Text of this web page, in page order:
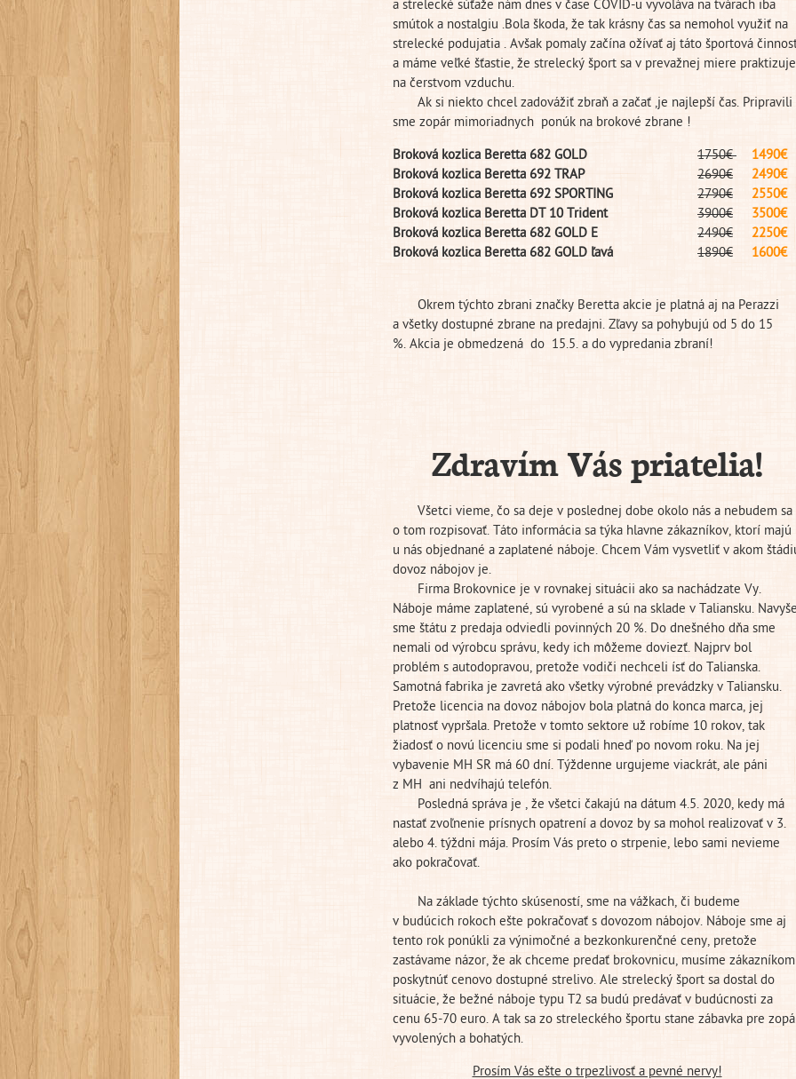
a strelecké súťaže nám dnes v čase COVID-u vyvoláva na tvárach iba
smútok a nostalgiu .Bola škoda, že tak krásny čas sa nemohol využiť na
strelecké podujatia . Avšak pomaly začína ožívať aj táto športová
a máme veľké šťastie, že strelecký šport sa v prevažnej miere praktizuje
na čerstvom vzduchu.
Ak si niekto chcel zadovážiť zbraň a začať ,je najlepší čas. Pripravili
sme zopár mimoriadnych ponúk na brokové zbrane !
Broková kozlica Beretta 682 GOLD 1750€
1490€
Broková kozlica Beretta 692 TRAP
2690€
2490€
Broková kozlica Beretta 692 SPORTING
2790€
2550€
Broková kozlica Beretta DT 10 Trident
3900€
3500€
Broková kozlica Beretta 682 GOLD E
2490€
2250€
Broková kozlica Beretta 682 GOLD ľavá
1890€ 1600€
Okrem týchto zbrani značky Beretta akcie je platná aj na Perazzi
a všetky dostupné zbrane na predajni. Zľavy sa pohybujú od 5 do 15
%. Akcia je obmedzená do 15.5. a do vypredania zbraní!
Zdravím Vás priatelia!
Všetci vieme, čo sa deje v poslednej dobe okolo nás a nebudem sa
o tom rozpisovať. Táto informácia sa týka hlavne zákazníkov, ktorí majú
u nás objednané a zaplatené náboje. Chcem Vám vysvetliť v akom
dovoz nábojov je.
Firma Brokovnice je v rovnakej situácii ako sa nachádzate Vy.
Náboje máme zaplatené, sú vyrobené a sú na sklade v Taliansku.
sme štátu z predaja odviedli povinných 20 %. Do dnešného dňa sme
nemali od výrobcu správu, kedy ich môžeme doviezť. Najprv bol
problém s autodopravou, pretože vodiči nechceli ísť do Talianska.
Samotná fabrika je zavretá ako všetky výrobné prevádzky v Taliansku.
Pretože licencia na dovoz nábojov bola platná do konca marca, jej
platnosť vypršala. Pretože v tomto sektore už robíme 10 rokov, tak
žiadosť o novú licenciu sme si podali hneď po novom roku. Na jej
vybavenie MH SR má 60 dní. Týždenne urgujeme viackrát, ale páni
z MH ani nedvíhajú telefón.
Posledná správa je , že všetci čakajú na dátum 4.5. 2020, kedy má
nastať zvoľnenie prísnych opatrení a dovoz by sa mohol realizovať v 3.
alebo 4. týždni mája. Prosím Vás preto o strpenie, lebo sami nevieme
ako pokračovať.
Na základe týchto skúseností, sme na vážkach, či budeme
v budúcich rokoch ešte pokračovať s dovozom nábojov. Náboje sme aj
tento rok ponúkli za výnimočné a bezkonkurenčné ceny, pretože
zastávame názor, že ak chceme predať brokovnicu, musíme zákazníkom
poskytnúť cenovo dostupné strelivo. Ale strelecký šport sa dostal do
situácie, že bežné náboje typu T2 sa budú predávať v budúcnosti za
cenu 65-70 euro. A tak sa zo streleckého športu stane zábavka pre
vyvolených a bohatých.
Prosím Vás ešte o trpezlivosť a pevné nervy!